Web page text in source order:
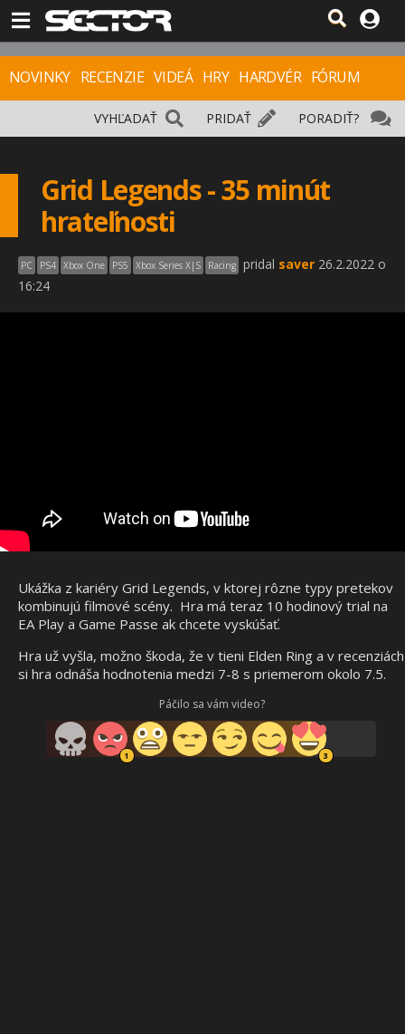
NOVINKY RECENZIE VIDEÁ HRY HARDVÉR FÓRUM
PORADIŤ?
PRIDAŤ
VYHĽADAŤ
Grid Legends - 35 minút
hrateľnosti
PC PS4 Xbox One PS5 Xbox Series X|S Racing pridal saver 26.2.2022 o
16:24
Ukážka z kariéry Grid Legends, v ktorej rôzne typy pretekov
kombinujú filmové scény. Hra má teraz 10 hodinový trial na
EA Play a Game Passe ak chcete vyskúšať.
Hra už vyšla, možno škoda, že v tieni Elden Ring a v recenziách
si hra odnáša hodnotenia medzi 7-8 s priemerom okolo 7.5.
Páčilo sa vám video?